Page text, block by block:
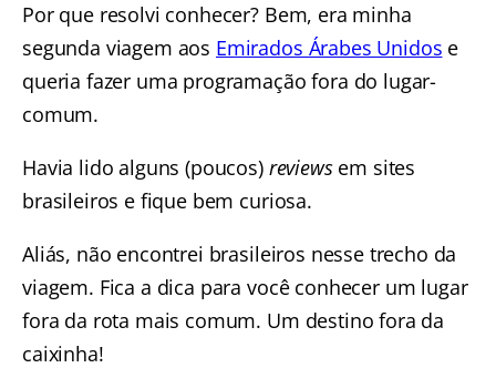
Por que resolvi conhecer? Bem, era minha
segunda viagem aos Emirados Árabes Unidos e
queria fazer uma programação fora do lugar-
comum.
Havia lido alguns (poucos) reviewsem sites
brasileiros e fique bem curiosa.
Aliás, não encontrei brasileiros nesse trecho da
viagem. Fica a dica para você conhecer um lugar
fora da rota mais comum. Um destino fora da
caixinha!